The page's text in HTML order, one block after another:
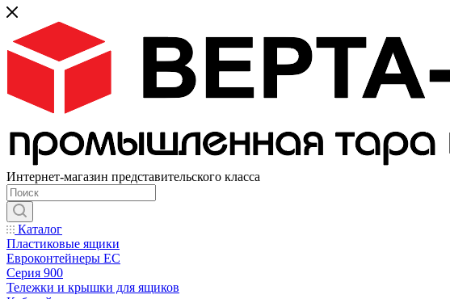
Интернет-магазин представительского класса
Каталог
Пластиковые ящики
Евроконтейнеры ЕС
Серия 900
Тележки и крышки для ящиков